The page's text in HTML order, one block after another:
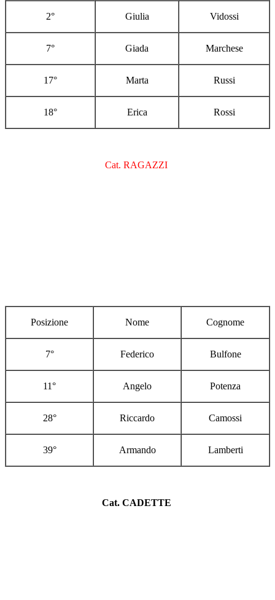
2° Giulia Vidossi
7° Giada Marchese
17° Marta Russi
18° Erica Rossi
Cat. RAGAZZI
Posizione Nome Cognome
7° Federico Bulfone
11° Angelo Potenza
28° Riccardo Camossi
39° Armando Lamberti
Cat. CADETTE